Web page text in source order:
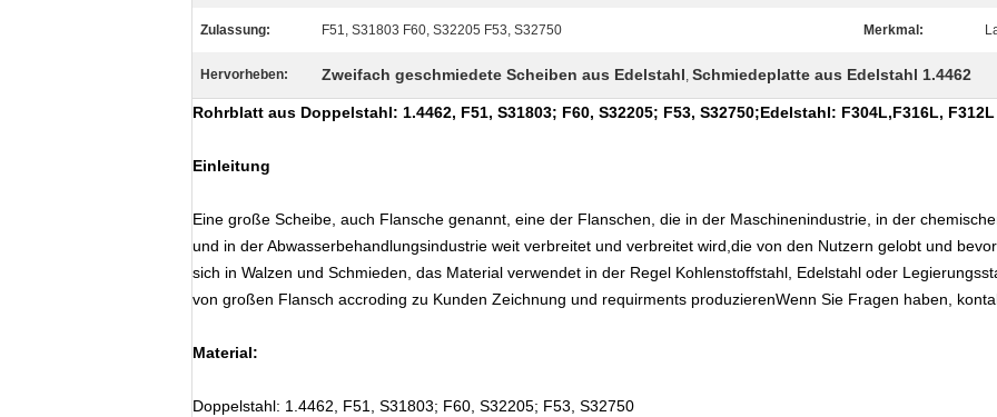
Zulassung: F51, S31803 F60, S32205 F53, S32750 Merkmal:
Hervorheben: Zweifach geschmiedete Scheiben aus Edelstahl, Schmiedeplatte aus Edelstahl 1.4462
Rohrblatt aus Doppelstahl: 1.4462, F51, S31803; F60, S32205; F53, S32750;Edelstahl: F304L,F316L, F312L
Einleitung
Eine große Scheibe, auch Flansche genannt, eine der Flanschen, die in der Maschinenindustrie, in der
und in der Abwasserbehandlungsindustrie weit verbreitet und verbreitet wird,die von den Nutzern gelobt und
sich in Walzen und Schmieden, das Material verwendet in der Regel Kohlenstoffstahl, Edelstahl oder
von großen Flansch accroding zu Kunden Zeichnung und requirments produzierenWenn Sie Fragen haben,
Material:
Doppelstahl: 1.4462, F51, S31803; F60, S32205; F53, S32750